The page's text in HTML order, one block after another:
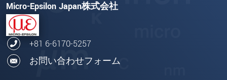
Micro-Epsilon Japan株式会社
+81 6-6170-5257
お問い合わせフォーム